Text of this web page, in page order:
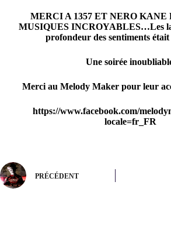
MERCI A 1357 ET NERO KANE
MUSIQUES INCROYABLES…Les
profondeur des sentiments
Une soirée
Merci au Melody Maker pour leur
https://www.facebook.com/
locale=fr_FR
PRÉCÉDENT